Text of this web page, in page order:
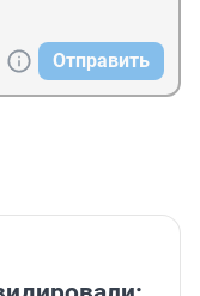
Отправить